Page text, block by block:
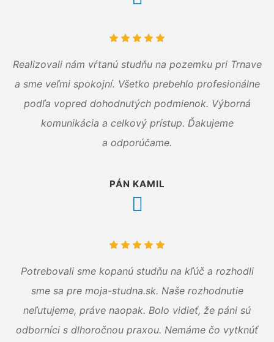
Realizovali nám vŕtanú studňu na pozemku pri Trnave
a sme veľmi spokojní. Všetko prebehlo profesionálne
podľa vopred dohodnutých podmienok. Výborná
komunikácia a celkový prístup. Ďakujeme
a odporúčame.
PÁN KAMIL
Potrebovali sme kopanú studňu na kľúč a rozhodli
sme sa pre moja-studna.sk. Naše rozhodnutie
neľutujeme, práve naopak. Bolo vidieť, že páni sú
odborníci s dlhoročnou praxou. Nemáme čo vytknúť